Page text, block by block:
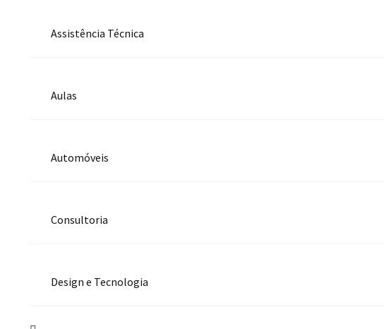
Assistência Técnica
Aulas
Automóveis
Consultoria
Design e Tecnologia